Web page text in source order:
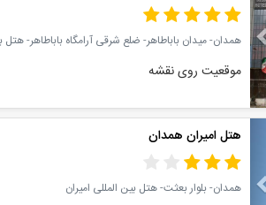
همدان- میدان باباطاهر- ضلع شرقی آرامگاه باباطاهر- هتل
موقعیت روی نقشه
Previous
هتل امیران همدان
همدان- بلوار بعثت- هتل بین المللی امیران